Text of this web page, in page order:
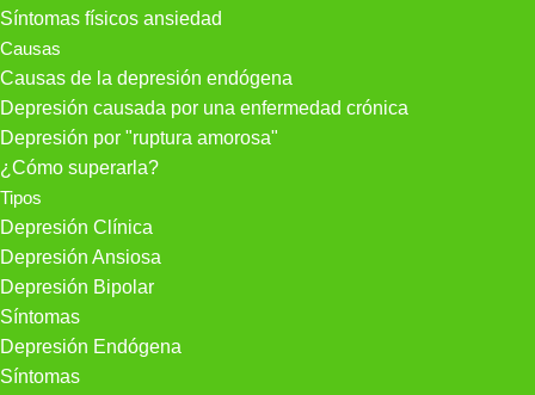
Síntomas físicos ansiedad
Causas
Causas de la depresión endógena
Depresión causada por una enfermedad crónica
Depresión por "ruptura amorosa"
¿Cómo superarla?
Tipos
Depresión Clínica
Depresión Ansiosa
Depresión Bipolar
Síntomas
Depresión Endógena
Síntomas